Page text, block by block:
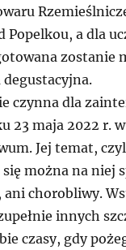
Popelkou, a dla
zostanie
czynna dla
23 maja 2022 r.
Jej temat,
można na niej
chorobliwy.
innych
czasy, gdy